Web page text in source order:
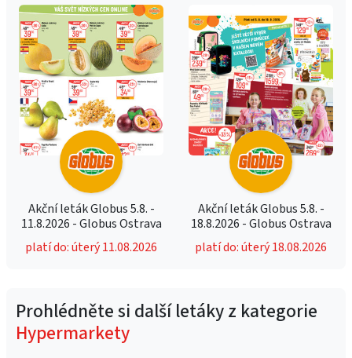
Akční leták Globus 5.8. -
11.8.2026 - Globus Ostrava
platí do: úterý 11.08.2026
Akční leták Globus 5.8. -
18.8.2026 - Globus Ostrava
platí do: úterý 18.08.2026
Prohlédněte si další letáky z kategorie
Hypermarkety